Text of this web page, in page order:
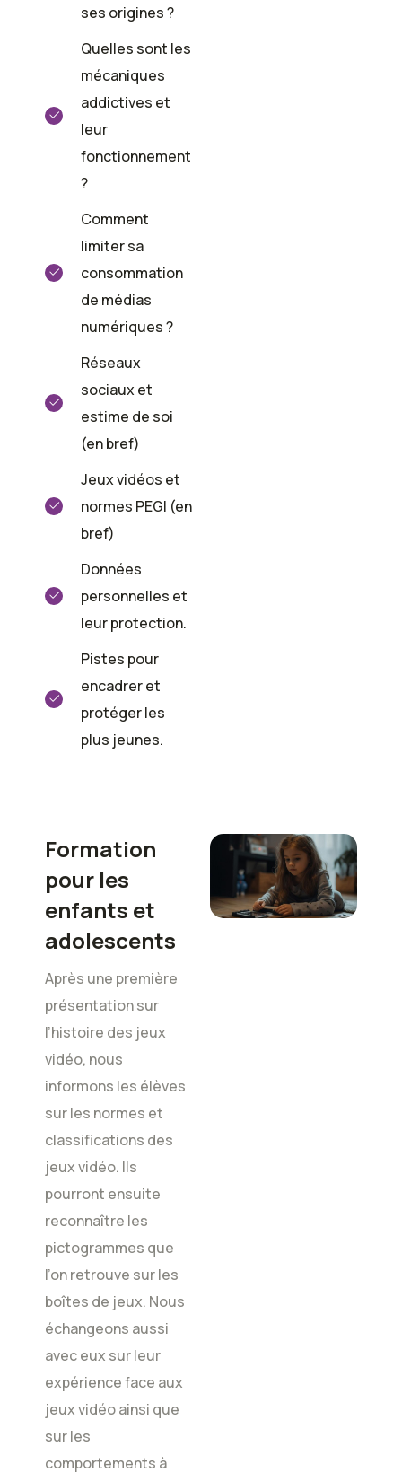
ses origines ?
Quelles sont les
mécaniques
addictives et
leur
fonctionnement
?
Comment
limiter sa
consommation
de médias
numériques ?
Réseaux
sociaux et
estime de soi
(en bref)
Jeux vidéos et
normes PEGI (en
bref)
Données
personnelles et
leur protection.
Pistes pour
encadrer et
protéger les
plus jeunes.
Formation
pour les
enfants et
adolescents
Après une première
présentation sur
l’histoire des jeux
vidéo, nous
informons les élèves
sur les normes et
classifications des
jeux vidéo. Ils
pourront ensuite
reconnaître les
pictogrammes que
l’on retrouve sur les
boîtes de jeux. Nous
échangeons aussi
avec eux sur leur
expérience face aux
jeux vidéo ainsi que
sur les
comportements à